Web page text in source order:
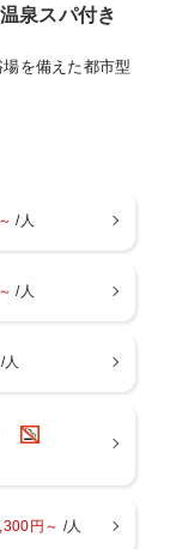
泉スパ付き
を備えた都市型
スも便利！
ホテルステイを
きたいという思
ニティやタオル
/人
/人
/人
円～ /人